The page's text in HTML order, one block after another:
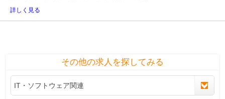
詳しく見る
その他の求人を探してみる